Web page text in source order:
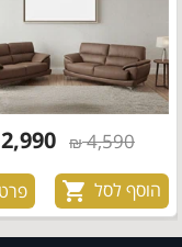
4,590
₪
2,990
הוסף לסל